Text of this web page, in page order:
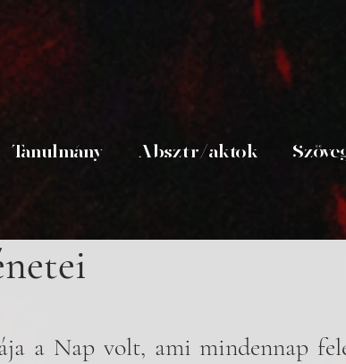
Tanulmány Absztr/aktok
a Nap volt, ami mindennap